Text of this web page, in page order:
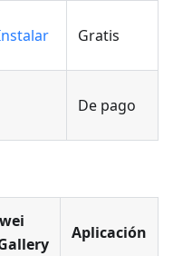
Gratis
De pago
Aplicación